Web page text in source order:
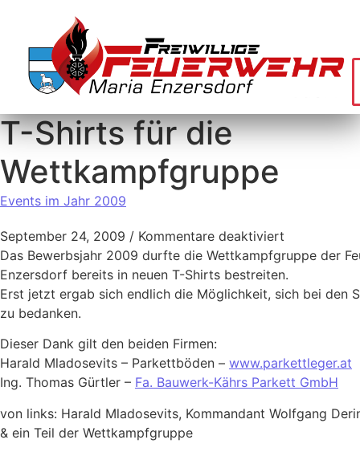
T-Shirts für die
Wettkampfgruppe
Events im Jahr 2009
September 24, 2009 / Kommentare deaktiviert
Das Bewerbsjahr 2009 durfte die Wettkampfgruppe der
Enzersdorf bereits in neuen T-Shirts bestreiten.
Erst jetzt ergab sich endlich die Möglichkeit, sich bei den
zu bedanken.
Dieser Dank gilt den beiden Firmen:
Harald Mladosevits – Parkettböden – www.parkettleger.at
Ing. Thomas Gürtler – Fa. Bauwerk-Kährs Parkett GmbH
von links: Harald Mladosevits, Kommandant Wolfgang
& ein Teil der Wettkampfgruppe